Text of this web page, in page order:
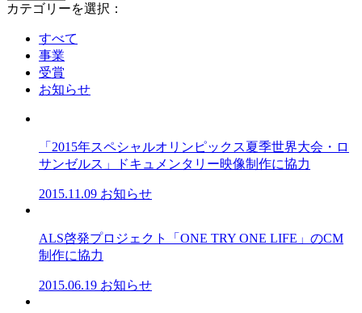
カテゴリーを選択：
すべて
事業
受賞
お知らせ
「2015年スペシャルオリンピックス夏季世界大会・ロ
サンゼルス」ドキュメンタリー映像制作に協力
2015.11.09 お知らせ
ALS啓発プロジェクト「ONE TRY ONE LIFE」のCM
制作に協力
2015.06.19 お知らせ